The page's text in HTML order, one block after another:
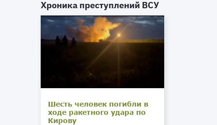
Хроника преступлений ВСУ
Шесть человек погибли в
ходе ракетного удара по
Кирову